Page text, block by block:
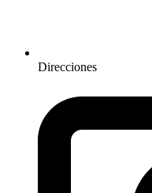
Direcciones